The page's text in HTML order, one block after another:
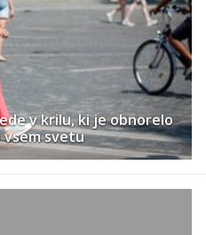
v krilu, ki je obnorelo
vsem svetu